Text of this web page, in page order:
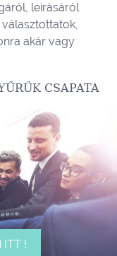
leírásáról
akár vagy
CSAPATA
ITT !